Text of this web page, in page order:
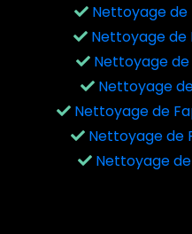
Nettoyage de
Nettoyage de
Nettoyage
Nettoyage
Nettoyage de
Nettoyage de
Nettoyage